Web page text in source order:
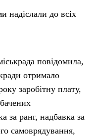
надіслали до всіх
повідомила,
отримало
заробітну плату,
за ранг, надбавка за
самоврядування,